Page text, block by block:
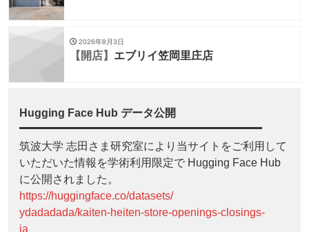
2026年8月3日
【開店】 エブリイ笠岡里庄店
Hugging Face Hub データ公開
筑波大学 志田さま研究室により当サイトをご利用して
いただいた情報を学術利用限定で Hugging Face Hub
に公開されました。
https://huggingface.co/datasets/
ydadadada/kaiten-heiten-store-openings-closings-
ja